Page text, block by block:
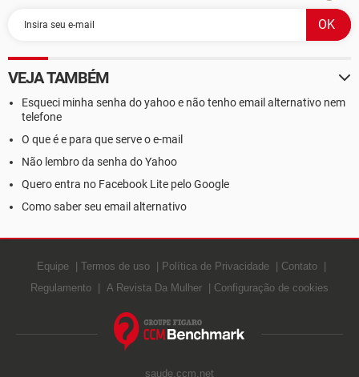
VEJA TAMBÉM
Esqueci minha senha do yahoo e não tenho email alternativo nem
telefone
O que é e para que serve o e-mail
Não lembro da senha do Yahoo
Quero entra no Facebook Lite pelo Google
Como saber seu email alternativo
Equipe Termos de uso Política de Privacidade
Contato
Regulamento
A Revista Da Mulher Configuração de cookies
saude.ccm.net